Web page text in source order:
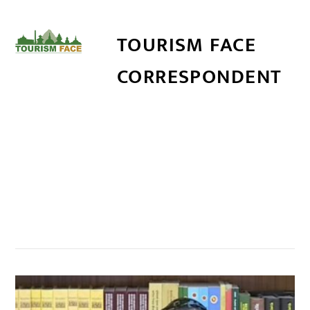
TOURISM FACE
CORRESPONDENT
,,